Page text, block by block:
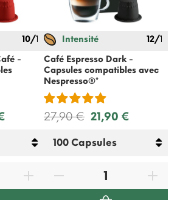
10/12
-
Intensité
12/12
Café Espresso Dark -
Capsules compatibles avec
Nespresso®*
27,90 € 21,90 €